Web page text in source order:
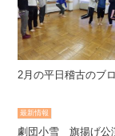
2月の平日稽古のブ
最新情報
劇団小雪 旗揚げ公